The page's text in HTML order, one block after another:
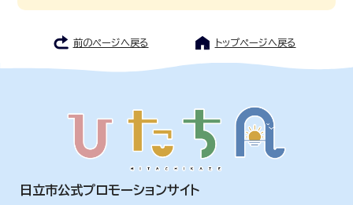
前のページへ戻る トップページへ戻る
日立市公式プロモーションサイト